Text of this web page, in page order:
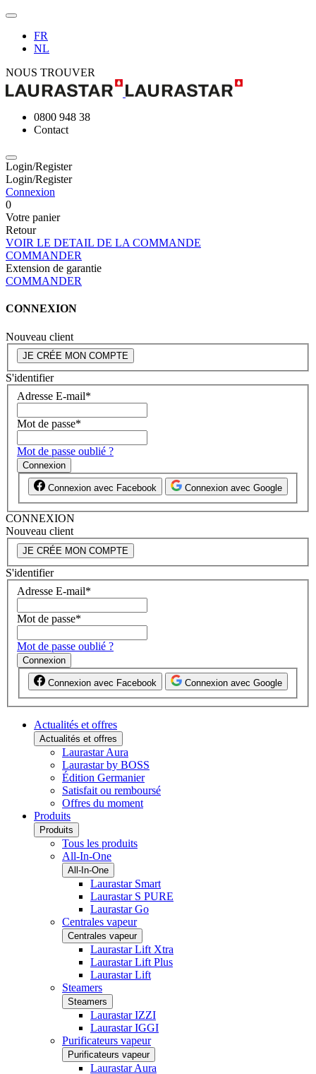
FR
NL
NOUS TROUVER
0800 948 38
Contact
Login/Register
Login/Register
Connexion
0
Votre panier
Retour
VOIR LE DETAIL DE LA COMMANDE
COMMANDER
Extension de garantie
COMMANDER
CONNEXION
Nouveau client
JE CRÉE MON COMPTE
S'identifier
Adresse E-mail*
Mot de passe*
Mot de passe oublié ?
Connexion
Connexion avec Facebook Connexion avec Google
CONNEXION
Nouveau client
JE CRÉE MON COMPTE
S'identifier
Adresse E-mail*
Mot de passe*
Mot de passe oublié ?
Connexion
Connexion avec Facebook Connexion avec Google
Actualités et offres
Actualités et offres
Laurastar Aura
Laurastar by BOSS
Édition Germanier
Satisfait ou remboursé
Offres du moment
Produits
Produits
Tous les produits
All-In-One
All-In-One
Laurastar Smart
Laurastar S PURE
Laurastar Go
Centrales vapeur
Centrales vapeur
Laurastar Lift Xtra
Laurastar Lift Plus
Laurastar Lift
Steamers
Steamers
Laurastar IZZI
Laurastar IGGI
Purificateurs vapeur
Purificateurs vapeur
Laurastar Aura